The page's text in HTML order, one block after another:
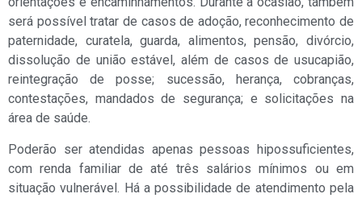
será possível tratar de casos de adoção, reconhecimento de
paternidade, curatela, guarda, alimentos, pensão, divórcio,
dissolução de união estável, além de casos de usucapião,
reintegração de posse; sucessão, herança, cobranças,
contestações, mandados de segurança; e solicitações na
área de saúde.
Poderão ser atendidas apenas pessoas hipossuficientes,
com renda familiar de até três salários mínimos ou em
situação vulnerável. Há a possibilidade de atendimento pela